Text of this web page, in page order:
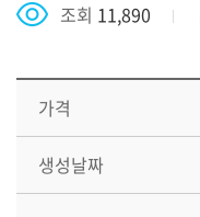
조회 11,890
가격
생성날짜